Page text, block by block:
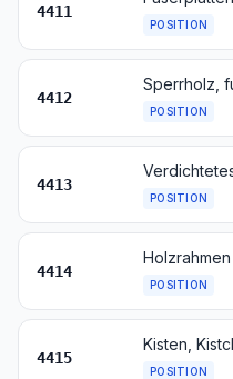
4411
POSITION
4412
POSITION
4413
POSITION
4414
POSITION
4415
POSITION